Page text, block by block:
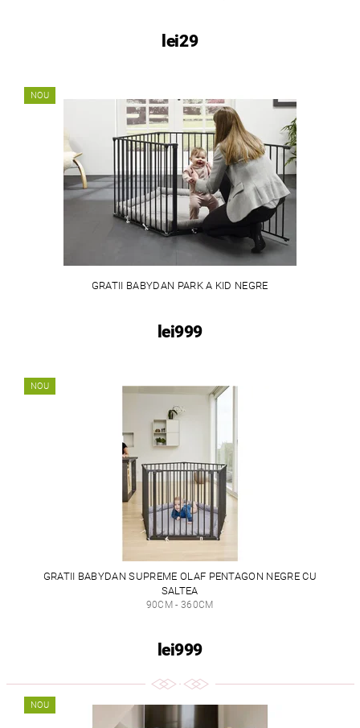
lei29
NOU
GRATII BABYDAN PARK A KID NEGRE
lei999
NOU
GRATII BABYDAN SUPREME OLAF PENTAGON NEGRE CU
SALTEA
90CM - 360CM
lei999
NOU